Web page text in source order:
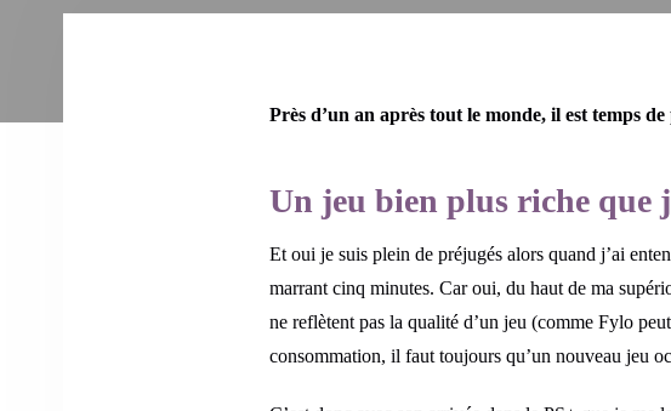
Près d’un an après tout le monde, il est temps
Un jeu bien plus riche que
Et oui je suis plein de préjugés alors quand j’ai
marrant cinq minutes. Car oui, du haut de ma
ne reflètent pas la qualité d’un jeu (comme Fylo
consommation, il faut toujours qu’un nouveau jeu